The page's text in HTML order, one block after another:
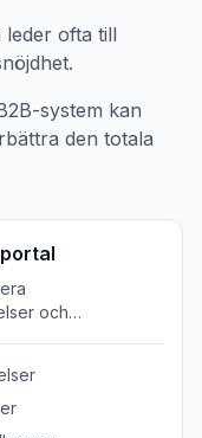
ofta till
system kan
den totala
och